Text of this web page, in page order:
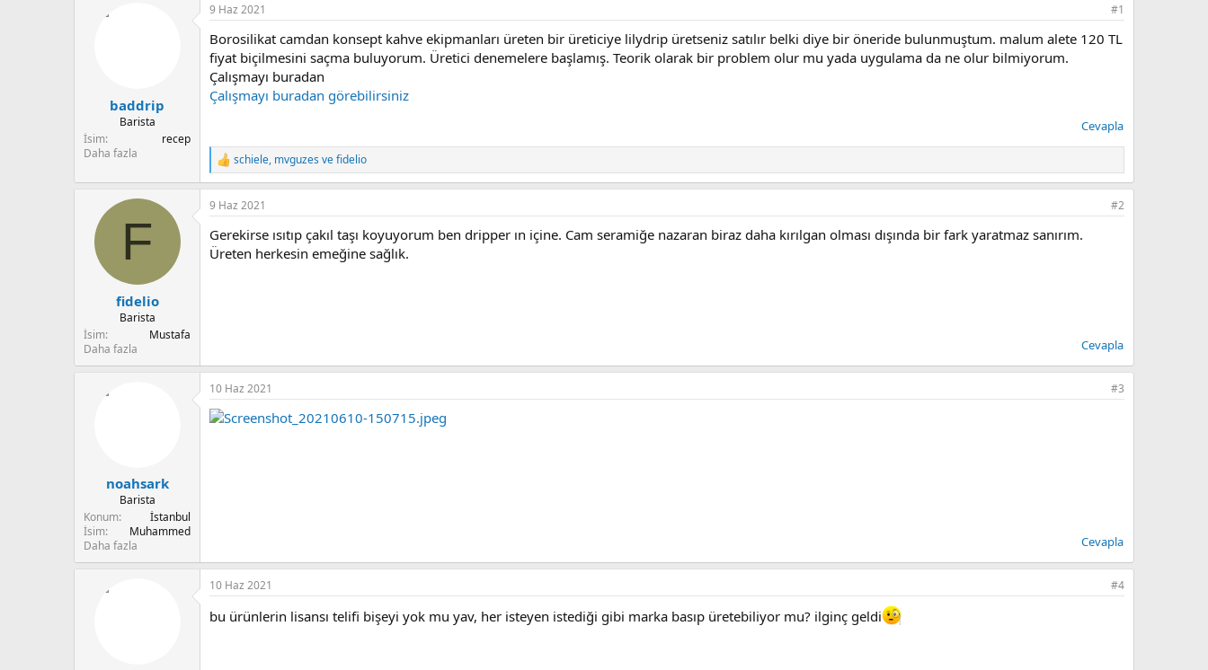
a
n
a
r
baddrip
Barista
İsim
recep
Daha fazla
9 Haz 2021 #1
Borosilikat camdan konsept kahve ekipmanları üreten bir üreticiye lilydrip üretseniz satılır belki diye bir öneride bulunmuştum. malum alete 120 TL
fiyat biçilmesini saçma buluyorum. Üretici denemelere başlamış. Teorik olarak bir problem olur mu yada uygulama da ne olur bilmiyorum.
Çalışmayı buradan
Çalışmayı buradan görebilirsiniz
Cevapla
T
e
p
k
l
e
schiele, mvguzes vefidelio
F
fidelio
Barista
İsim
Mustafa
Daha fazla
9 Haz 2021 #2
Gerekirse ısıtıp çakıl taşı koyuyorum ben dripper ın içine. Cam seramiğe nazaran biraz daha kırılgan olması dışında bir fark yaratmaz sanırım.
Üreten herkesin emeğine sağlık.
Cevapla
noahsark
Barista
Konum
İstanbul
İsim
Muhammed
Daha fazla
10 Haz 2021 #3
Cevapla
10 Haz 2021 #4
bu ürünlerin lisansı telifi bişeyi yok mu yav, her isteyen istediği gibi marka basıp üretebiliyor mu? ilginç geldi